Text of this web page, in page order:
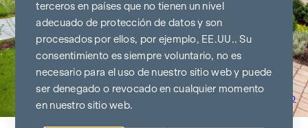
Ir al resumen del proyecto
terceros en países que no tienen un nivel
adecuado de protección de datos y son
procesados por ellos, por ejemplo, EE.UU.. Su
consentimiento es siempre voluntario, no es
necesario para el uso de nuestro sitio web y puede
ser denegado o revocado en cualquier momento
en nuestro sitio web.